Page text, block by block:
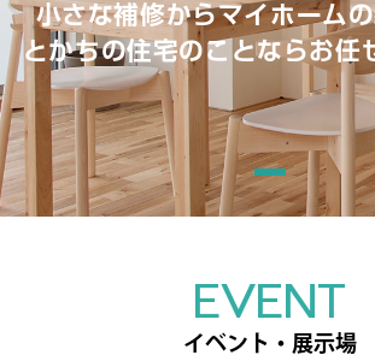
小さな補修からマイホーム
とかちの住宅のことならお任
EVENT
イベント・展示場